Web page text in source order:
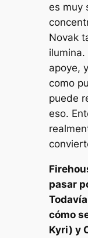
es muy
Novak
ilumina.
apoye,
como
puede
eso.
pasar
cómo
Kyri) y